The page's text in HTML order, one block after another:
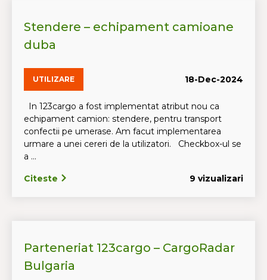
Stendere – echipament camioane
duba
UTILIZARE 18-Dec-2024
In 123cargo a fost implementat atribut nou ca
echipament camion: stendere, pentru transport
confectii pe umerase. Am facut implementarea
urmare a unei cereri de la utilizatori. Checkbox-ul se
a ...
Citeste 9 vizualizari
Parteneriat 123cargo – CargoRadar
Bulgaria